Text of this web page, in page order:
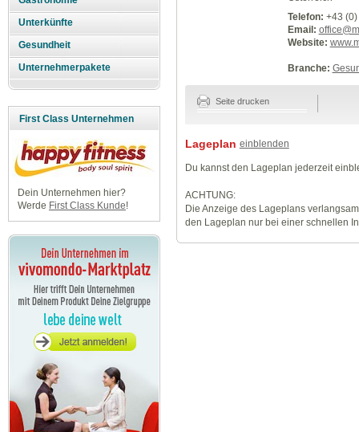
Unterkünfte
Gesundheit
Unternehmerpakete
First Class Unternehmen
Dein Unternehmen hier?
Werde First Class Kunde!
Telefon: +43
Email:
Website:
Branche:
Seite drucken
Lageplan einblenden
Du kannst den Lageplan jederzeit
ACHTUNG:
Die Anzeige des Lageplans
den Lageplan nur bei einer schnellen